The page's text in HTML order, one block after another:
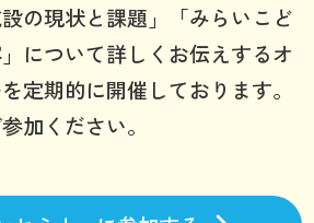
の現状と課題」「みらいこど
について詳しくお伝えするオ
定期的に開催しております。
加ください。